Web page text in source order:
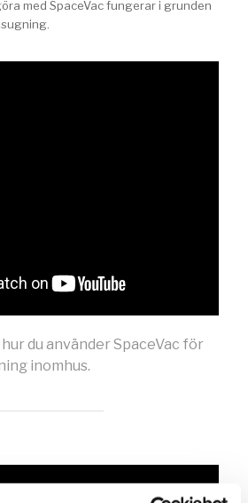
med SpaceVac fungerar i grunden
du använder SpaceVac för
inomhus.